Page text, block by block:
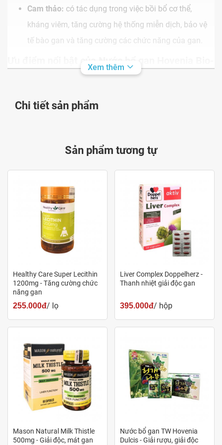
Cam thảo: có tác dụng trong việc bồi bổ cơ thể,
kháng viêm, tăng cường hệ thống miễn dịch, bảo vệ
tế bào gan và tăng cường các chức năng của gan.
thiên nhiên, không chứa chất bảo quản độc hại. An
thơm ngon dễ uống tiện lợi khi mang đi xa.
Thương hiệu uy tín:được sản xuất bởi thương hiệu
hàng đầu tại Hàn Quốc về các dòng nhân sâm bồi bổ
cơ thể - Korea Ginseng Bio-Science. Thương hiệu
được ưa chuộng trên toàn thế giới bởi tính an toàn và
độ hiệu quả trên từng sản phẩm.
Địa chỉ mua Nước bổ gan Hovenia Bio-science uy tín, chất
Thành phần
Xem thêm
Chi tiết sản phẩm
Sản phẩm tương tự
Healthy Care Super Lecithin
1200mg - Tăng cường chức
năng gan
255.000đ/ lọ
Liver Complex Doppelherz -
Thanh nhiệt giải độc gan
395.000đ/ hộp
Mason Natural Milk Thistle
500mg - Giải độc, mát gan
Nước bổ gan TW Hovenia
Dulcis - Giải rượu, giải độc